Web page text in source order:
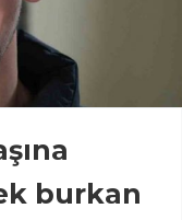
burkan